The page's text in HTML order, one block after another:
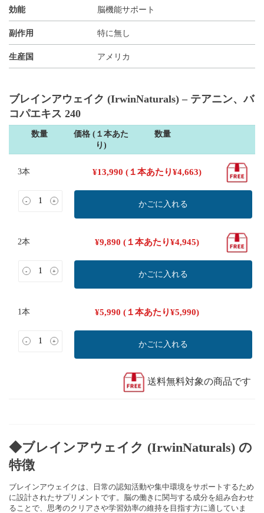
効能 脳機能サポート
副作用 特に無し
生産国 アメリカ
ブレインアウェイク (IrwinNaturals) – テアニン、バ
コパエキス 240
数量
価格 (１本あた
り)
数量
3本 ¥13,990 (１本あたり¥4,663)
- + かごに入れる
2本 ¥9,890 (１本あたり¥4,945)
- + かごに入れる
1本 ¥5,990 (１本あたり¥5,990)
- + かごに入れる
送料無料対象の商品です
◆ブレインアウェイク (IrwinNaturals) の
特徴
ブレインアウェイクは、日常の認知活動や集中環境をサポートするため
に設計されたサプリメントです。脳の働きに関与する成分を組み合わせ
ることで、思考のクリアさや学習効率の維持を目指す方に適していま